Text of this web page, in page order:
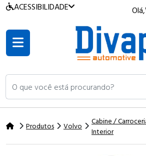
ACESSIBILIDADE Olá,
O que você está procurando?
Produtos Volvo
Cabine /
Interior